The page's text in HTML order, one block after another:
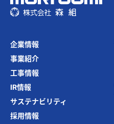
企業情報
事業紹介
⼯事情報
IR情報
サステナビリティ
採⽤情報